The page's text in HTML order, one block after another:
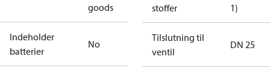
goods
Indeholder
batterier
No
stoffer
1)
Tilslutning til
ventil
DN 25